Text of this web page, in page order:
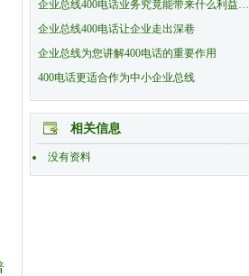
企业总线400电话业务究竟能带来什么利益…
企业总线400电话让企业走出深巷
企业总线为您讲解400电话的重要作用
400电话更适合作为中小企业总线
相关信息
没有资料